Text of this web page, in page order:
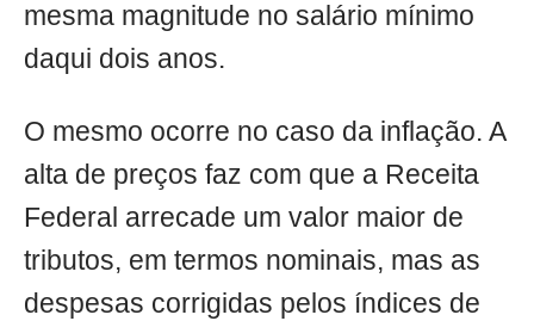
mesma magnitude no salário mínimo
daqui dois anos.
O mesmo ocorre no caso da inflação. A
alta de preços faz com que a Receita
Federal arrecade um valor maior de
tributos, em termos nominais, mas as
despesas corrigidas pelos índices de